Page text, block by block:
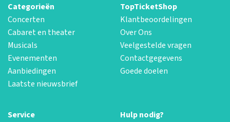
Categorieën
Concerten
Cabaret en theater
Musicals
Evenementen
Aanbiedingen
Laatste nieuwsbrief
TopTicketShop
Klantbeoordelingen
Over Ons
Veelgestelde vragen
Contactgegevens
Goede doelen
Service
Hulp nodig?